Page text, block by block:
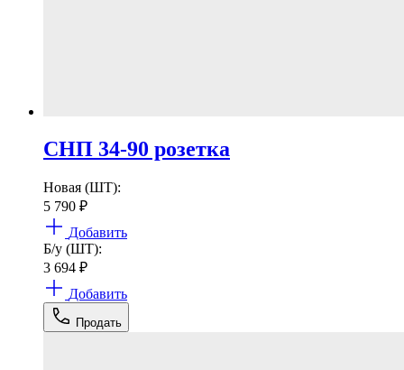
СНП 34-90 розетка
Новая (ШТ):
5 790 ₽
Добавить
Б/у (ШТ):
3 694 ₽
Добавить
Продать